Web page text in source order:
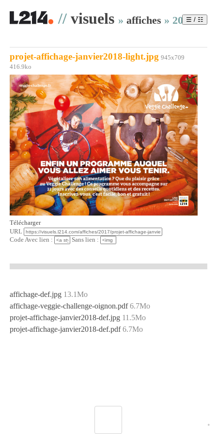
// visuels » affiches » 2017
projet-affichage-janvier2018-light.jpg 945x709
416.9ko
Télécharger
URL
Code Avec lien :
Sans lien :
affichage-def.jpg 13.1Mo
affichage-veggie-challenge-oignon.pdf 6.7Mo
projet-affichage-janvier2018-def.jpg 11.5Mo
projet-affichage-janvier2018-def.pdf 6.7Mo
☰ / ☷
•